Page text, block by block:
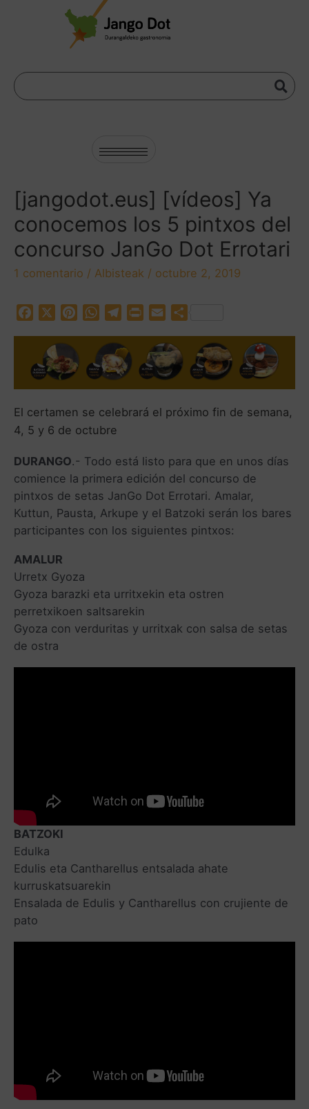
[jangodot.eus] [vídeos] Ya
conocemos los 5 pintxos del
concurso JanGo Dot Errotari
1 comentario / Albisteak / octubre 2, 2019
e
b
o
k
t
e
s
W
a
t
s
p
p
l
e
g
a
n
t
a
i
l
p
a
t
El certamen se celebrará el próximo fin de semana,
4, 5 y 6 de octubre
DURANGO.- Todo está listo para que en unos días
comience la primera edición del concurso de
pintxos de setas JanGo Dot Errotari. Amalar,
Kuttun, Pausta, Arkupe y el Batzoki serán los bares
participantes con los siguientes pintxos:
AMALUR
Urretx Gyoza
Gyoza barazki eta urritxekin eta ostren
perretxikoen saltsarekin
Gyoza con verduritas y urritxak con salsa de setas
de ostra
BATZOKI
Edulka
Edulis eta Cantharellus entsalada ahate
kurruskatsuarekin
Ensalada de Edulis y Cantharellus con crujiente de
pato